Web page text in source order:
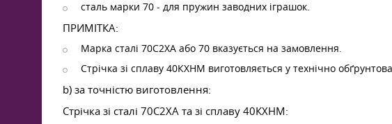
сталь марки 70 - для пружин заводних іграшок.
ПРИМІТКА:
Марка сталі 70С2ХА або 70 вказується на замовлення.
Стрічка зі сплаву 40КХНМ виготовляється у технічно
b) за точністю виготовлення:
Стрічка зі сталі 70С2ХА та зі сплаву 40КХНМ: